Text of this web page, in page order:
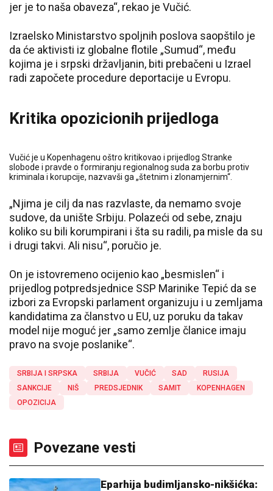
jer je to naša obaveza“, rekao je Vučić.
Izraelsko Ministarstvo spoljnih poslova saopštilo je
da će aktivisti iz globalne flotile „Sumud“, među
kojima je i srpski državljanin, biti prebačeni u Izrael
radi započete procedure deportacije u Evropu.
Kritika opozicionih prijedloga
Vučić je u Kopenhagenu oštro kritikovao i prijedlog Stranke
slobode i pravde o formiranju regionalnog suda za borbu protiv
kriminala i korupcije, nazvavši ga „štetnim i zlonamjernim“.
„Njima je cilj da nas razvlaste, da nemamo svoje
sudove, da unište Srbiju. Polazeći od sebe, znaju
koliko su bili korumpirani i šta su radili, pa misle da su
i drugi takvi. Ali nisu“, poručio je.
On je istovremeno ocijenio kao „besmislen“ i
prijedlog potpredsjednice SSP Marinike Tepić da se
izbori za Evropski parlament organizuju i u zemljama
kandidatima za članstvo u EU, uz poruku da takav
model nije moguć jer „samo zemlje članice imaju
pravo na svoje poslanike“.
SRBIJA I SRPSKA SRBIJA VUČIĆ SAD
RUSIJA
SANKCIJE
NIŠ PREDSJEDNIK SAMIT
KOPENHAGEN
OPOZICIJA
Povezane vesti
Eparhija budimljansko-nikšićka: